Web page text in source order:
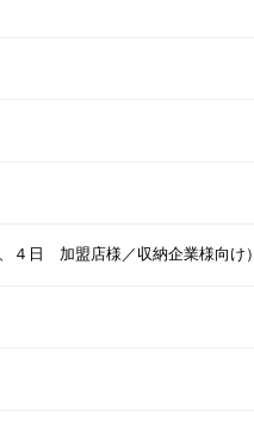
４日 加盟店様／収納企業様向け）